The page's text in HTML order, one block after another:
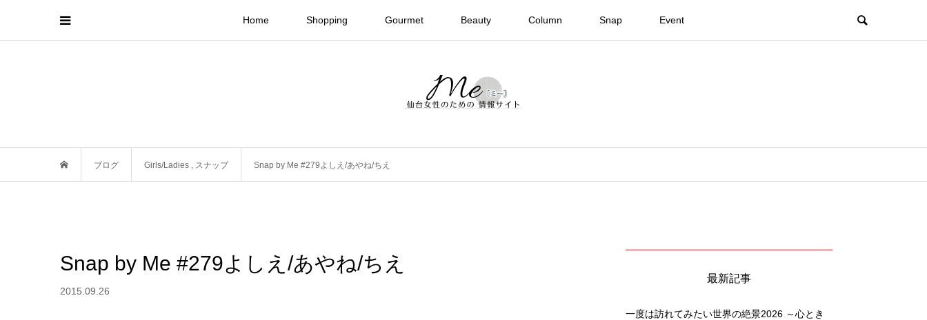
Home Shopping Gourmet Beauty Column Snap Event
ブログ Girls/Ladies , スナップ Snap by Me #279よしえ/あやね/ちえ
Snap by Me #279よしえ/あやね/ちえ
2015.09.26
最新記事
一度は訪れてみたい世界の絶景2026 ～心とき